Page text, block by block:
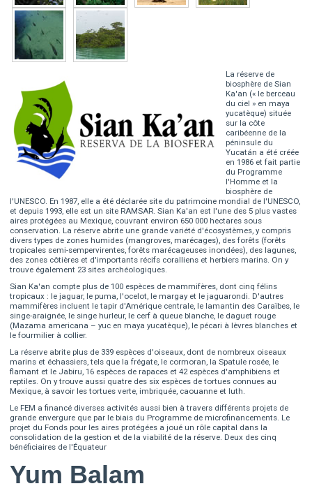
La réserve de
biosphère de Sian
Ka'an (« le berceau
du ciel » en maya
yucatèque) située
sur la côte
caribéenne de la
péninsule du
Yucatán a été créée
en 1986 et fait partie
du Programme
l'Homme et la
biosphère de
l'UNESCO. En 1987, elle a été déclarée site du patrimoine mondial de l'UNESCO,
et depuis 1993, elle est un site RAMSAR. Sian Ka'an est l'une des 5 plus vastes
aires protégées au Mexique, couvrant environ 650 000 hectares sous
conservation. La réserve abrite une grande variété d'écosystèmes, y compris
divers types de zones humides (mangroves, marécages), des forêts (forêts
tropicales semi-sempervirentes, forêts marécageuses inondées), des lagunes,
des zones côtières et d'importants récifs coralliens et herbiers marins. On y
trouve également 23 sites archéologiques.
Sian Ka'an compte plus de 100 espèces de mammifères, dont cinq félins
tropicaux : le jaguar, le puma, l'ocelot, le margay et le jaguarondi. D'autres
mammifères incluent le tapir d'Amérique centrale, le lamantin des Caraïbes, le
singe-araignée, le singe hurleur, le cerf à queue blanche, le daguet rouge
(Mazama americana – yuc en maya yucatèque), le pécari à lèvres blanches et
le fourmilier à collier.
La réserve abrite plus de 339 espèces d'oiseaux, dont de nombreux oiseaux
marins et échassiers, tels que la frégate, le cormoran, la Spatule rosée, le
flamant et le Jabiru, 16 espèces de rapaces et 42 espèces d'amphibiens et
reptiles. On y trouve aussi quatre des six espèces de tortues connues au
Mexique, à savoir les tortues verte, imbriquée, caouanne et luth.
Le FEM a financé diverses activités aussi bien à travers différents projets de
grande envergure que par le biais du Programme de microfinancements. Le
projet du Fonds pour les aires protégées a joué un rôle capital dans la
consolidation de la gestion et de la viabilité de la réserve. Deux des cinq
bénéficiaires de l'Équateur
Yum Balam